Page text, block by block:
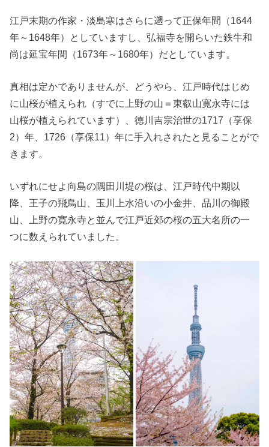
江戸末期の作家・淡島寒はさらに遡って正保年間（1644
年～1648年）としていますし、弘福寺を開らいた鉄牛和
尚は延宝年間（1673年～1680年）だとしています。
真相は定かでありませんが、どうやら、江戸時代はじめ
に山桜が植えられ（すでに上野の山＝東叡山寛永寺には
山桜が植えられています）、徳川吉宗治世の1717（享保
2）年、1726（享保11）年に手入れされたと見ることがで
きます。
いずれにせよ向島の隅田川堤の桜は、江戸時代中期以
降、王子の飛鳥山、玉川上水沿いの小金井、品川の御殿
山、上野の寛永寺と並んで江戸近郊の桜の五大名所の一
つに数えられていました。